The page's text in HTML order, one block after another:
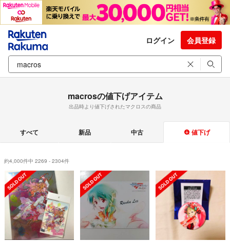
ログイン 会員登録
macrosの値下げアイテム
出品時より値下げされたマクロスの商品
すべて 新品 中古 値下げ
約4,000件中 2269 - 2304件